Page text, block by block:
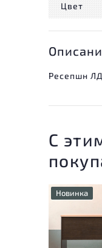
Цвет
Ресепшн
С
Новинка